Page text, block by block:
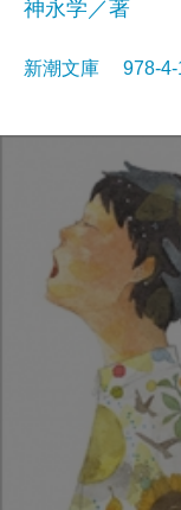
神永学／著
新潮文庫 978-